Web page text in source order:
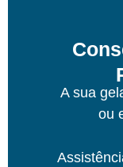
A sua
ou